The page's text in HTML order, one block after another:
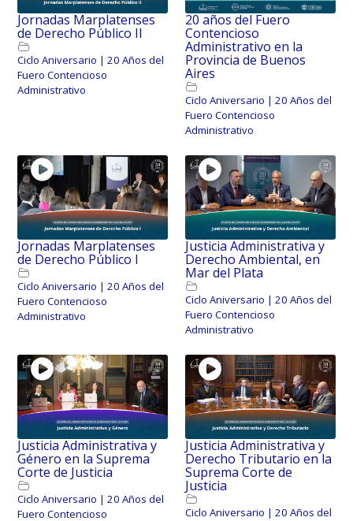
Jornadas Marplatenses
de Derecho Público II
Ciclo Aniversario | 20 Años del
Fuero Contencioso
Administrativo
20 años del Fuero
Contencioso
Administrativo en la
Provincia de Buenos
Aires
Ciclo Aniversario | 20 Años del
Fuero Contencioso
Administrativo
Jornadas Marplatenses
de Derecho Público I
Ciclo Aniversario | 20 Años del
Fuero Contencioso
Administrativo
Justicia Administrativa y
Derecho Ambiental, en
Mar del Plata
Ciclo Aniversario | 20 Años del
Fuero Contencioso
Administrativo
Justicia Administrativa y
Género en la Suprema
Corte de Justicia
Ciclo Aniversario | 20 Años del
Fuero Contencioso
Justicia Administrativa y
Derecho Tributario en la
Suprema Corte de
Justicia
Ciclo Aniversario | 20 Años del